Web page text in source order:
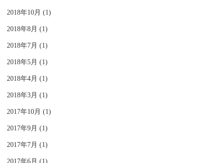
2018年10月 (1)
2018年8月 (1)
2018年7月 (1)
2018年5月 (1)
2018年4月 (1)
2018年3月 (1)
2017年10月 (1)
2017年9月 (1)
2017年7月 (1)
2017年6月 (1)